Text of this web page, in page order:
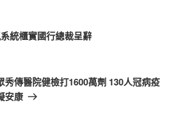
統櫃實國行總裁呈辭
秀傳醫院健檢打1600萬劑 130人冠病疫
安康